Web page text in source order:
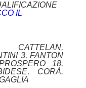
IL
CATTELAN,
3, FANTON
18,
CORÀ.